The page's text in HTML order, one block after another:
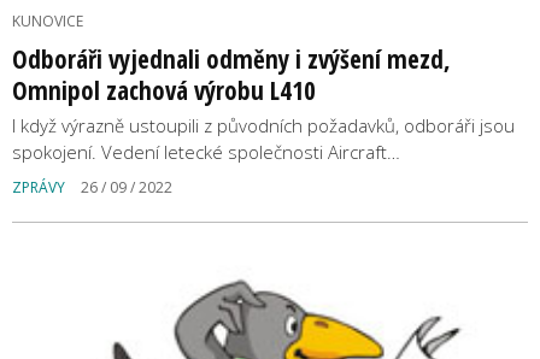
KUNOVICE
Odboráři vyjednali odměny i zvýšení mezd,
Omnipol zachová výrobu L410
I když výrazně ustoupili z původních požadavků, odboráři jsou
spokojení. Vedení letecké společnosti Aircraft…
ZPRÁVY 26 / 09 / 2022